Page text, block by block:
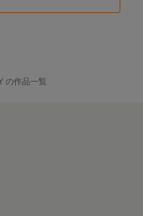
の作品一覧